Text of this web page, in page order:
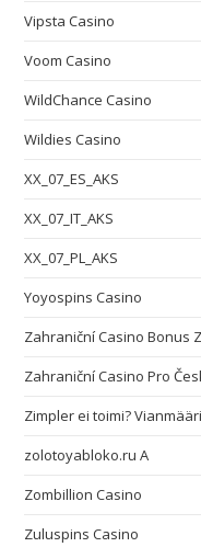
Vipsta Casino
Voom Casino
WildChance Casino
Wildies Casino
XX_07_ES_AKS
XX_07_IT_AKS
XX_07_PL_AKS
Yoyospins Casino
Zahraniční Casino Bonus
Zahraniční Casino Pro
Zimpler ei toimi?
zolotoyabloko.ru A
Zombillion Casino
Zuluspins Casino